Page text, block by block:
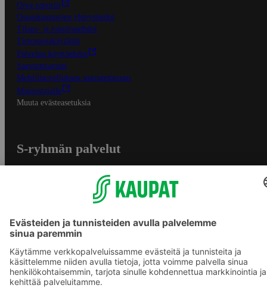
Oiva-raportit
Osuuskauppojen yhteystiedot
Tilaus- ja toimitusehdot
Tietosuojakäytäntö
Palvelun käyttöehdot
Saavutettavuus
Mobiilisovelluksen saavutettavuus
Mainostajalle
Muuta evästeasetuksia
S-ryhmän palvelut
S-ostoslista -sovellus
Prisma.fi
Sokos.fi
S-Pankki
Yhteishyvä